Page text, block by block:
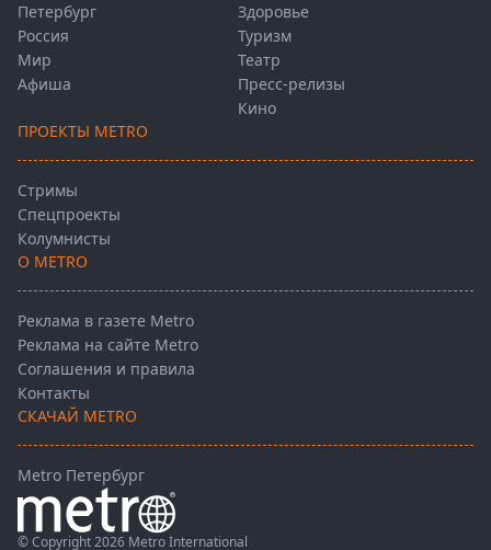
Петербург
Россия
Мир
Афиша
Здоровье
Туризм
Театр
Пресс-релизы
Кино
ПРОЕКТЫ METRO
Стримы
Спецпроекты
Колумнисты
О METRO
Реклама в газете Metro
Реклама на сайте Metro
Соглашения и правила
Контакты
СКАЧАЙ METRO
Metro Петербург
© Copyright 2026 Metro International